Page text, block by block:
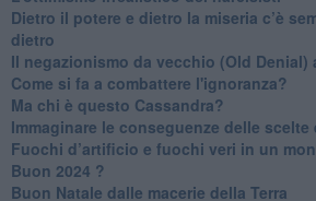
​Dietro il potere e dietro la miseria c’è
dietro
Il negazionismo da vecchio (Old Denial)
Come si fa a combattere l'ignoranza?
Ma chi è questo Cassandra?
Immaginare le conseguenze delle scelte
​Fuochi d’artificio e fuochi veri in un
Buon 2024 ?
​Buon Natale dalle macerie della Terra